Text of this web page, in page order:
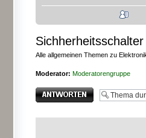
Sichherheitsschalter
Alle allgemeinen Themen zu
Moderator: Moderatorengruppe
Antwort erstellen